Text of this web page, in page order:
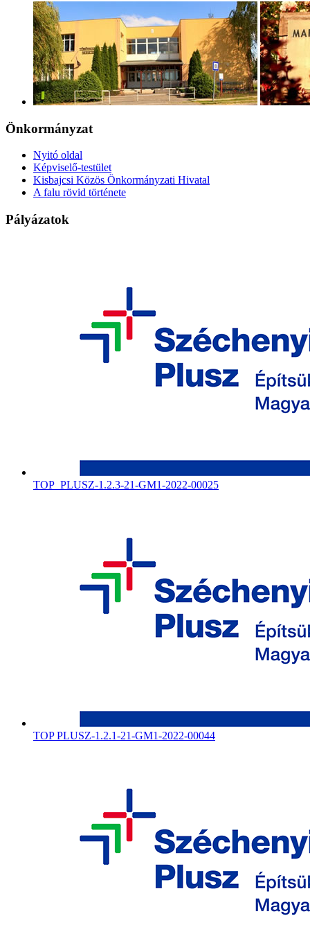
Önkormányzat
Nyitó oldal
Képviselő-testület
Kisbajcsi Közös Önkormányzati Hivatal
A falu rövid története
Pályázatok
TOP_PLUSZ-1.2.3-21-GM1-2022-00025
TOP PLUSZ-1.2.1-21-GM1-2022-00044